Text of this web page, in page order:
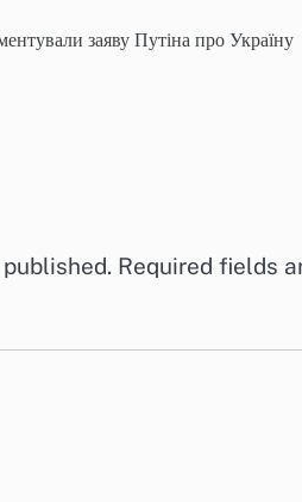
заяву Путіна про Україну
Required fields